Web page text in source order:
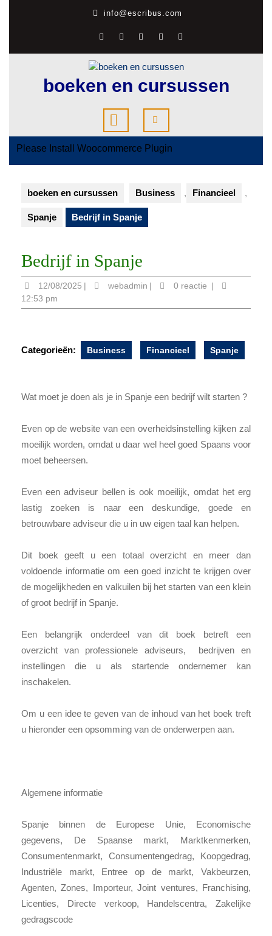
info@escribus.com
boeken en cursussen
Open
knop
Please Install Woocommerce Plugin
boeken en cursussen Business , Financieel ,
Spanje Bedrijf in Spanje
Bedrijf in Spanje
12/08/202512/08/2025
| webadminwebadmin
| 0 reactie |
12:53 pm
Categorieën: Business Financieel Spanje
Wat moet je doen als je in Spanje een bedrijf wilt starten ?
Even op de website van een overheidsinstelling kijken zal
moeilijk worden, omdat u daar wel heel goed Spaans voor
moet beheersen.
Even een adviseur bellen is ook moeilijk, omdat het erg
lastig zoeken is naar een deskundige, goede en
betrouwbare adviseur die u in uw eigen taal kan helpen.
Dit boek geeft u een totaal overzicht en meer dan
voldoende informatie om een goed inzicht te krijgen over
de mogelijkheden en valkuilen bij het starten van een klein
of groot bedrijf in Spanje.
Een belangrijk onderdeel van dit boek betreft een
overzicht van professionele adviseurs, bedrijven en
instellingen die u als startende ondernemer kan
inschakelen.
Om u een idee te geven van de inhoud van het boek treft
u hieronder een opsomming van de onderwerpen aan.
Algemene informatie
Spanje binnen de Europese Unie, Economische
gegevens, De Spaanse markt, Marktkenmerken,
Consumentenmarkt, Consumentengedrag, Koopgedrag,
Industriële markt, Entree op de markt, Vakbeurzen,
Agenten, Zones, Importeur, Joint ventures, Franchising,
Licenties, Directe verkoop, Handelscentra, Zakelijke
gedragscode